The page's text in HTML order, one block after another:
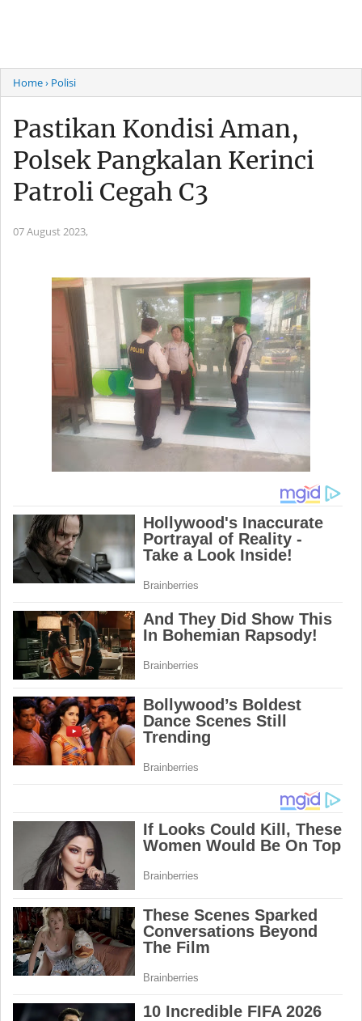
Home› Polisi
Pastikan Kondisi Aman,
Polsek Pangkalan Kerinci
Patroli Cegah C3
07 August 2023,